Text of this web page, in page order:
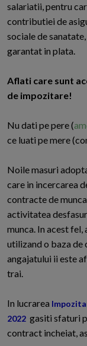
salariatii, pentru
contributiei de
sociale de
garantat in plata.
Aflati care sunt
de impozitare!
Nu dati pe pere (
ce luati pe mere
Noile masuri
care in incercarea
contracte de
activitatea
munca. In acest
utilizand o baza de
angajatului ii este
trai.
In lucrarea
2022 gasiti sfaturi
contract incheiat,